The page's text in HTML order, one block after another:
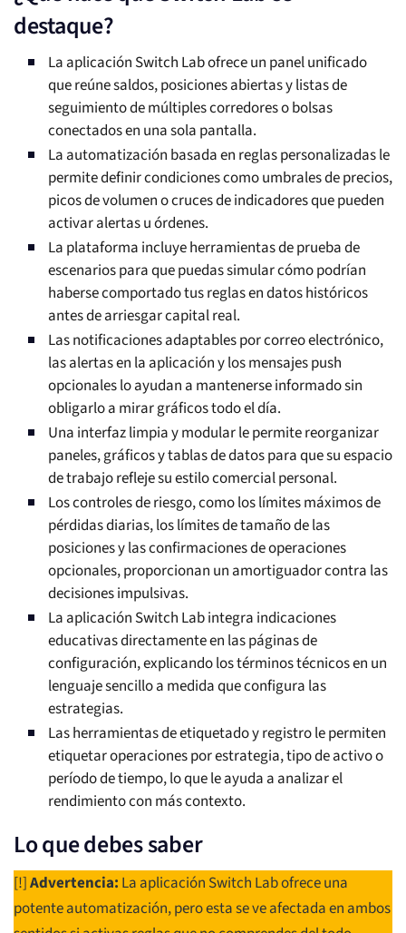
destaque?
La aplicación Switch Lab ofrece un panel unificado
que reúne saldos, posiciones abiertas y listas de
seguimiento de múltiples corredores o bolsas
conectados en una sola pantalla.
La automatización basada en reglas personalizadas le
permite definir condiciones como umbrales de precios,
picos de volumen o cruces de indicadores que pueden
activar alertas u órdenes.
La plataforma incluye herramientas de prueba de
escenarios para que puedas simular cómo podrían
haberse comportado tus reglas en datos históricos
antes de arriesgar capital real.
Las notificaciones adaptables por correo electrónico,
las alertas en la aplicación y los mensajes push
opcionales lo ayudan a mantenerse informado sin
obligarlo a mirar gráficos todo el día.
Una interfaz limpia y modular le permite reorganizar
paneles, gráficos y tablas de datos para que su espacio
de trabajo refleje su estilo comercial personal.
Los controles de riesgo, como los límites máximos de
pérdidas diarias, los límites de tamaño de las
posiciones y las confirmaciones de operaciones
opcionales, proporcionan un amortiguador contra las
decisiones impulsivas.
La aplicación Switch Lab integra indicaciones
educativas directamente en las páginas de
configuración, explicando los términos técnicos en un
lenguaje sencillo a medida que configura las
estrategias.
Las herramientas de etiquetado y registro le permiten
etiquetar operaciones por estrategia, tipo de activo o
período de tiempo, lo que le ayuda a analizar el
rendimiento con más contexto.
Lo que debes saber
[!]Advertencia: La aplicación Switch Lab ofrece una
potente automatización, pero esta se ve afectada en ambos